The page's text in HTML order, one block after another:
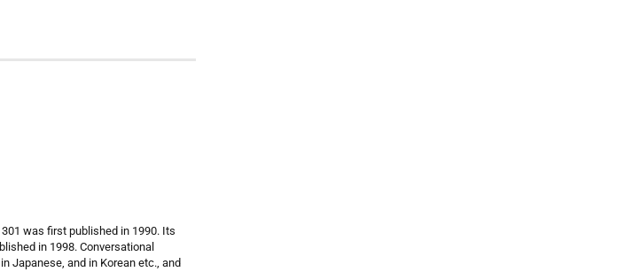
was first published in 1990. Its
in 1998. Conversational
Japanese, and in Korean etc., and